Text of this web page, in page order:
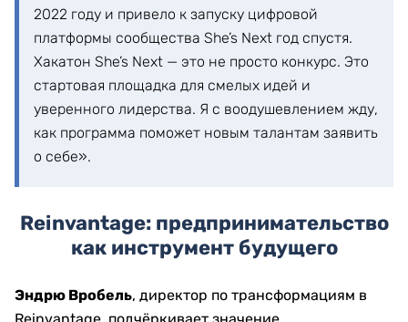
2022 году и привело к запуску цифровой
платформы сообщества She’s Next год спустя.
Хакатон She’s Next — это не просто конкурс. Это
стартовая площадка для смелых идей и
уверенного лидерства. Я с воодушевлением жду,
как программа поможет новым талантам заявить
о себе».
Reinvantage: предпринимательство
как инструмент будущего
Эндрю Вробель, директор по трансформациям в